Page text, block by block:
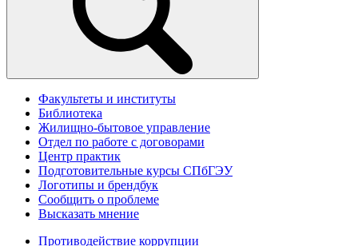
Факультеты и институты
Библиотека
Жилищно-бытовое управление
Отдел по работе с договорами
Центр практик
Подготовительные курсы СПбГЭУ
Логотипы и брендбук
Сообщить о проблеме
Высказать мнение
Противодействие коррупции